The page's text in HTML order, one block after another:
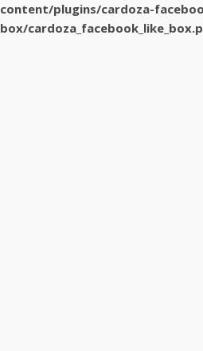
content/plugins/cardoza-
box/